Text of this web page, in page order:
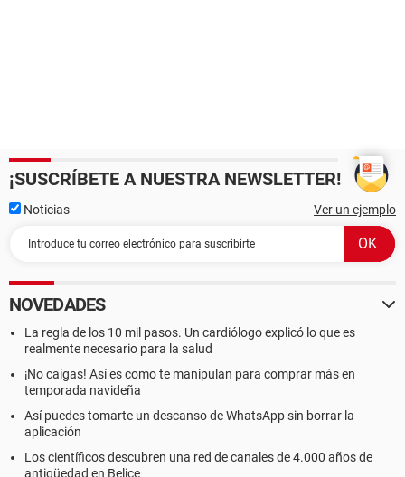
¡SUSCRÍBETE A NUESTRA NEWSLETTER!
Noticias Ver un ejemplo
NOVEDADES
La regla de los 10 mil pasos. Un cardiólogo explicó lo que es
realmente necesario para la salud
¡No caigas! Así es como te manipulan para comprar más en
temporada navideña
Así puedes tomarte un descanso de WhatsApp sin borrar la
aplicación
Los científicos descubren una red de canales de 4.000 años de
antigüedad en Belice